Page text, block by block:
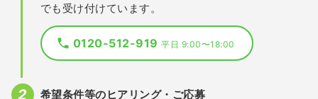
でも受け付けています。
0120-512-919平日 9:00〜18:00
希望条件等のヒアリング・ご応募